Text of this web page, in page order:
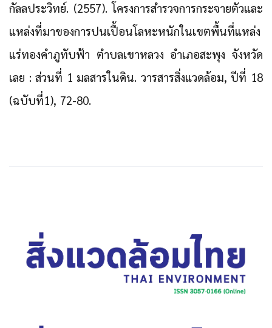
กัลลประวิทย์. (2557). โครงการสำรวจการกระจายตัวและ
แหล่งที่มาของการปนเปื้อนโลหะหนักในเขตพื้นที่แหล่ง
แร่ทองคำภูทับฟ้า ตำบลเขาหลวง อำเภอสะพุง จังหวัด
เลย : ส่วนที่ 1 มลสารในดิน. วารสารสิ่งแวดล้อม, ปีที่ 18
(ฉบับที่1), 72-80.